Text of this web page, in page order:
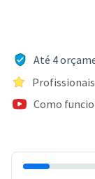
Até 4
Como